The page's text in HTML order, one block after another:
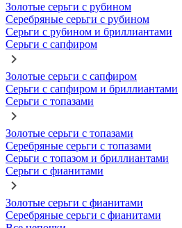
Золотые серьги с рубином
Серебряные серьги с рубином
Серьги с рубином и бриллиантами
Серьги с сапфиром
Золотые серьги с сапфиром
Серьги с сапфиром и бриллиантами
Серьги с топазами
Золотые серьги с топазами
Серебряные серьги с топазами
Серьги с топазом и бриллиантами
Серьги с фианитами
Золотые серьги с фианитами
Серебряные серьги с фианитами